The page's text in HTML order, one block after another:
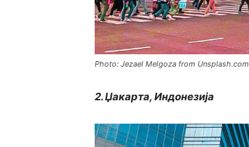
Photo: Jezael Melgoza from Unsplash.com
2. Џакарта, Индонезија